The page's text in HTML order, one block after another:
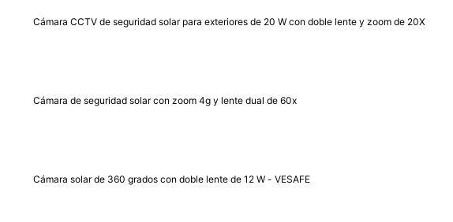
Cámara CCTV de seguridad solar para exteriores de 20 W con doble lente y zoom de 20X
Cámara de seguridad solar con zoom 4g y lente dual de 60x
Cámara solar de 360 ​​grados con doble lente de 12 W - VESAFE